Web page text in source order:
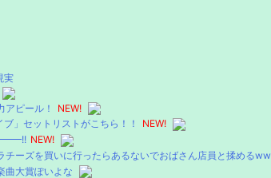
実
ピール！
NEW!
」セットリストがこちら！！
NEW!
NEW!
チーズを買いに行ったらあるないでおばさん店員と揉めるww
曲大賞ぽいよな